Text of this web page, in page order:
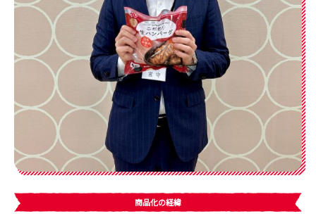
商品化の経緯